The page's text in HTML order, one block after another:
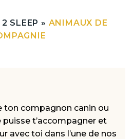
SLEEP » ANIMAUX DE
ton compagnon canin ou
t’accompagner et
avec toi dans l’une de nos